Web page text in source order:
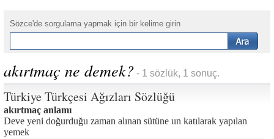
Sözce'de sorgulama yapmak için bir kelime girin
akırtmaç ne demek? - 1 sözlük, 1 sonuç.
Türkiye Türkçesi Ağızları Sözlüğü
akırtmaç anlamı
Deve yeni doğurduğu zaman alınan sütüne un katılarak yapılan
yemek